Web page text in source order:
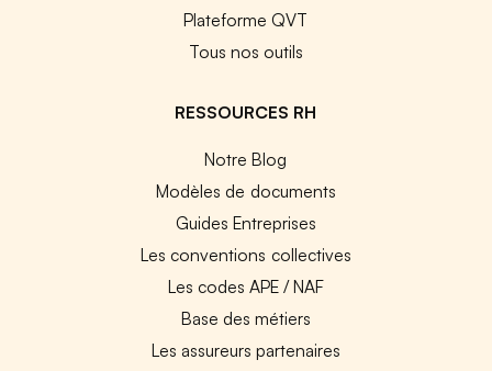
Plateforme QVT
Tous nos outils
RESSOURCES RH
Notre Blog
Modèles de documents
Guides Entreprises
Les conventions collectives
Les codes APE / NAF
Base des métiers
Les assureurs partenaires